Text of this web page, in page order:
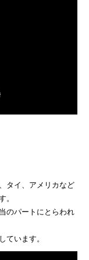
タイ、アメリカなど
。
のパートにとらわれ
ています。